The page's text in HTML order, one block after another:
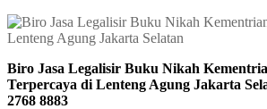
Biro Jasa Legalisir Buku Nikah
Terpercaya di Lenteng Agung Jakarta
2768 8883